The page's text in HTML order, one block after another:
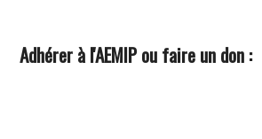
Adhérer à l'AEMIP ou faire un don :